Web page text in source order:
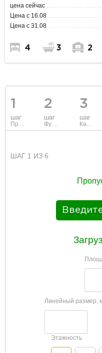
цена сейчас
Цена с 16.08
Цена с 31.08
4 3 2
1
шаг
Проект
2
шаг
Фундамент
3
шаг
Каркас и стены
ШАГ 1 ИЗ 6
Линейный размер,
Этажность